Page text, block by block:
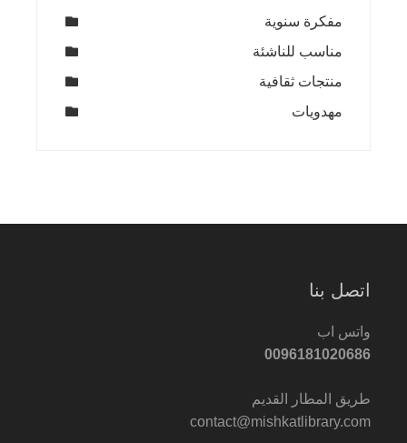
مفكرة سنوية
مناسب للناشئة
منتجات ثقافية
مهدويات
اتصل بنا
واتس اب
0096181020686
طريق المطار القديم
contact@mishkatlibrary.com